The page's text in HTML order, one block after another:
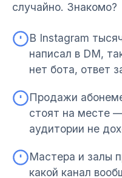
случайно. Знакомо?
В Instagram
написал в DM,
нет бота, ответ
Продажи
стоят на месте
аудитории не
Мастера и залы
какой канал